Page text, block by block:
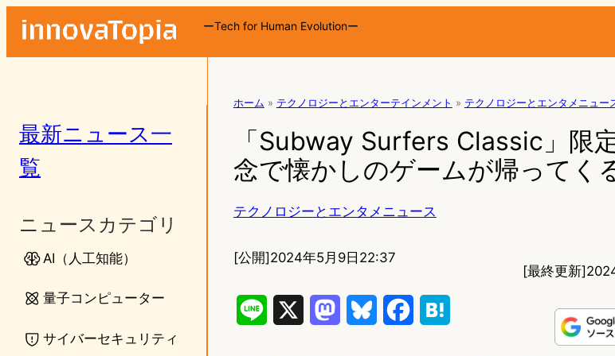
ーTech for Human Evolutionー
最新ニュース一
覧
ニュースカテゴリ
AI（人工知能）
量子コンピューター
サイバーセキュリティ
ホーム » テクノロジーとエンターテインメント » テクノロジーとエンタメニュー
「Subway Surfers Classic」限
念で懐かしのゲームが帰ってく
テクノロジーとエンタメニュース
[公開]2024年5月9日22:37
[最終更新]